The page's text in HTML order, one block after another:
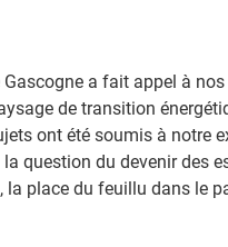
Gascogne a fait appel à
de transition
ont été soumis à notre
la question du devenir des
la place du feuillu dans le